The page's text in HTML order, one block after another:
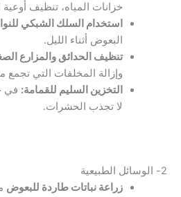
خزانات المياه، تنظيف أوعية
استخدام السلك الشبكي
البعوض أثناء الليل.
تنظيف الحدائق والمزارع
وإزالة المخلفات التي تجمع
التخزين السليم للقمامة: في
لا تجذب الحشرات.
2- الوسائل الطبيعية
زراعة نباتات طاردة للبعوض